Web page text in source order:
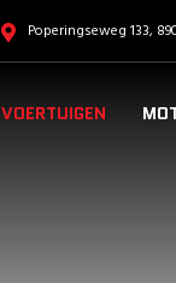
Poperingseweg 133,
VOERTUIGEN